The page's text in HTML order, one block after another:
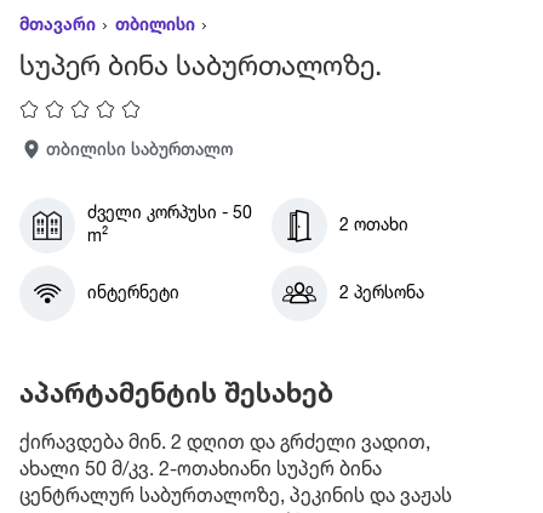
მთავარი თბილისი
სუპერ ბინა საბურთალოზე.
თბილისი საბურთალო
ძველი კორპუსი - 50
m²
2 ოთახი
ინტერნეტი 2 პერსონა
აპარტამენტის შესახებ
ქირავდება მინ. 2 დღით და გრძელი ვადით,
ახალი 50 მ/კვ. 2-ოთახიანი სუპერ ბინა
ცენტრალურ საბურთალოზე, პეკინის და ვაჟას